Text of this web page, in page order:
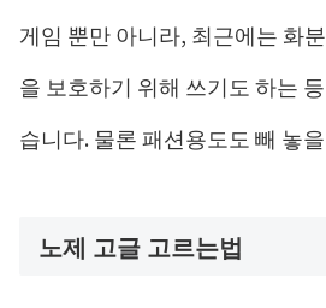
게임 뿐만 아니라, 최근에는 화
을 보호하기 위해 쓰기도 하는
습니다. 물론 패션용도도 빼 놓
노제 고글 고르는법